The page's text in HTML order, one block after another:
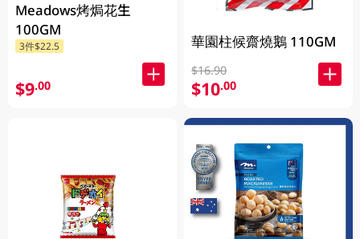
Meadows烤焗花生
100GM
3件$22.5
$9.00
華園柱候齋燒鵝 110GM
$16.90
$10.00